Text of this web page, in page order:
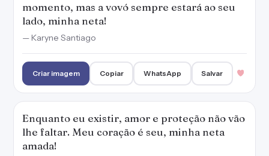
momento, mas a vovó sempre estará ao seu
lado, minha neta!
— Karyne Santiago
Criar imagem Copiar WhatsApp Salvar
Enquanto eu existir, amor e proteção não vão
lhe faltar. Meu coração é seu, minha neta
amada!